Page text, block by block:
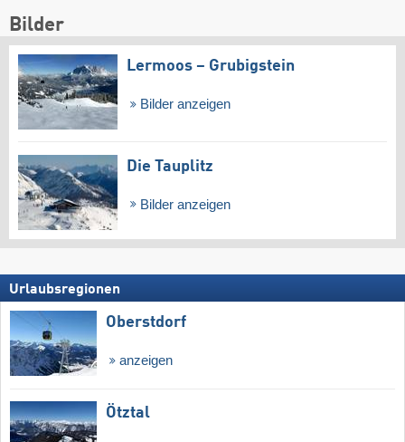
Bilder
Lermoos – Grubigstein
Bilder anzeigen
Die Tauplitz
Bilder anzeigen
Urlaubsregionen
Oberstdorf
anzeigen
Ötztal